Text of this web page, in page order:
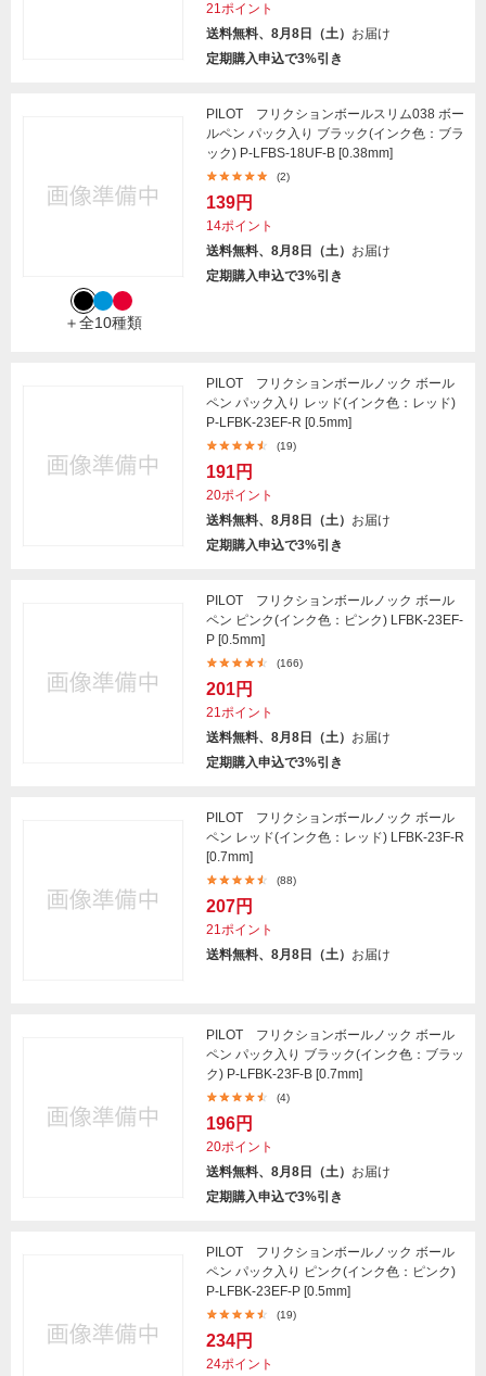
21ポイント
送料無料、8月8日（土） お届け
定期購入申込で3%引き
＋全10種類
PILOT フリクションボールスリム038 ボー
ルペン パック入り ブラック(インク色：ブラ
ック) P-LFBS-18UF-B [0.38mm]
(2)
139円
14ポイント
送料無料、8月8日（土） お届け
定期購入申込で3%引き
PILOT フリクションボールノック ボール
ペン パック入り レッド(インク色：レッド)
P-LFBK-23EF-R [0.5mm]
(19)
191円
20ポイント
送料無料、8月8日（土） お届け
定期購入申込で3%引き
PILOT フリクションボールノック ボール
ペン ピンク(インク色：ピンク) LFBK-23EF-
P [0.5mm]
(166)
201円
21ポイント
送料無料、8月8日（土） お届け
定期購入申込で3%引き
PILOT フリクションボールノック ボール
ペン レッド(インク色：レッド) LFBK-23F-R
[0.7mm]
(88)
207円
21ポイント
送料無料、8月8日（土） お届け
PILOT フリクションボールノック ボール
ペン パック入り ブラック(インク色：ブラッ
ク) P-LFBK-23F-B [0.7mm]
(4)
196円
20ポイント
送料無料、8月8日（土） お届け
定期購入申込で3%引き
PILOT フリクションボールノック ボール
ペン パック入り ピンク(インク色：ピンク)
P-LFBK-23EF-P [0.5mm]
(19)
234円
24ポイント